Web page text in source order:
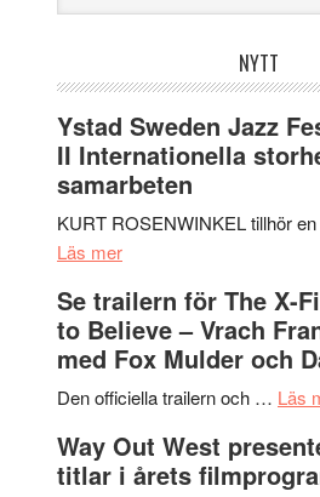
webbplatsen
NYTT
Ystad Sweden Jazz
II Internationella
samarbeten
KURT ROSENWINKEL tillhör
Läs merom
Sweden
Jazz
Festival
2026
II
Internationella
Se trailern för The X-
to Believe – Vrach
med Fox Mulder och
Den officiella trailern och … Läs
Way Out West
titlar i årets